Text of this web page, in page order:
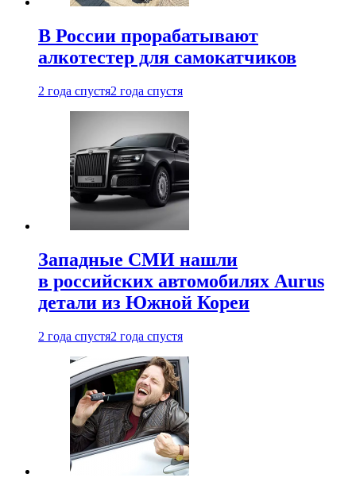
В России прорабатывают
алкотестер для самокатчиков
2 года спустя2 года спустя
Западные СМИ нашли
в российских автомобилях Aurus
детали из Южной Кореи
2 года спустя2 года спустя